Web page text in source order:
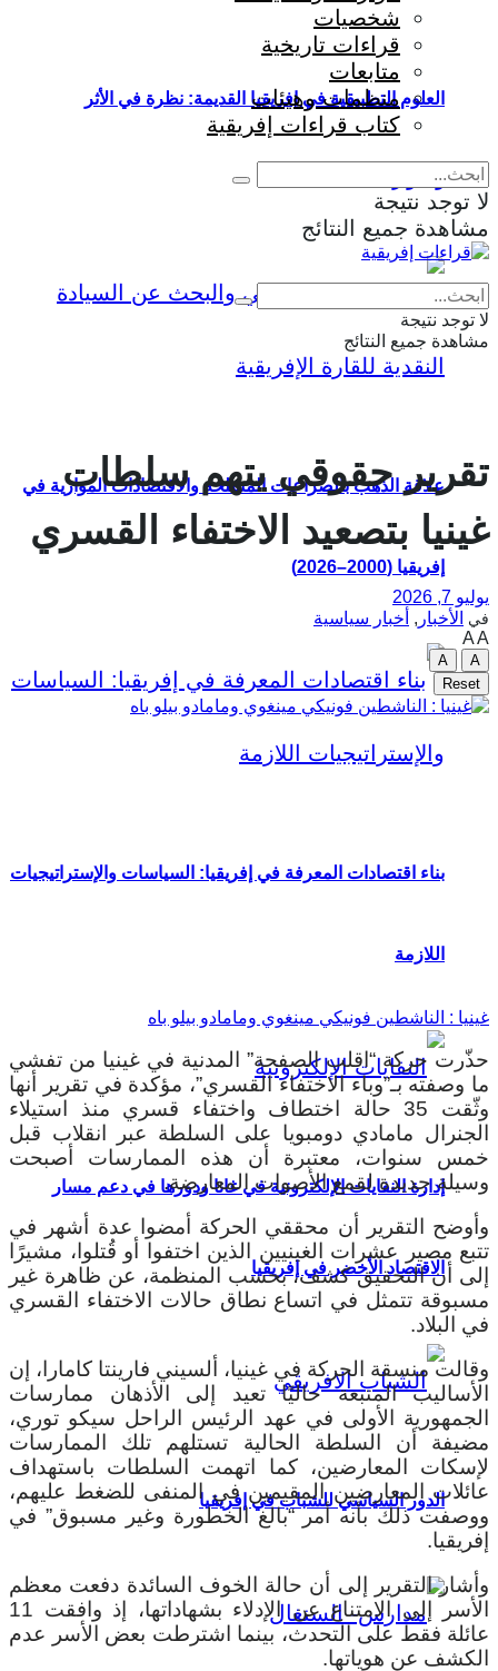
العلوم التطبيقية في إفريقيا القديمة: نظرة في الأثر
والمؤثرات
علاقة الذهب بالصراعات المسلحة والاقتصادات الموازية في
إفريقيا (2000–2026)
بناء اقتصادات المعرفة في إفريقيا: السياسات والإستراتيجيات
اللازمة
إدارة النفايات الإلكترونية في غانا ودورها في دعم مسار
الاقتصاد الأخضر في إفريقيا
الدور السياسي للشباب في إفريقيا
شخصيات
قراءات تاريخية
متابعات
منظمات وهيئات
كتاب قراءات إفريقية
لا توجد نتيجة
مشاهدة جميع النتائج
لا توجد نتيجة
مشاهدة جميع النتائج
تقرير حقوقي يتهم سلطات
غينيا بتصعيد الاختفاء القسري
يوليو 7, 2026
في الأخبار , أخبار سياسية
AA
A
A
Reset
غينيا : الناشطين فونيكي مينغوي ومامادو بيلو باه
حذّرت حركة “اقلب الصفحة” المدنية في غينيا من تفشي
ما وصفته بـ”وباء الاختفاء القسري”، مؤكدة في تقرير أنها
وثّقت 35 حالة اختطاف واختفاء قسري منذ استيلاء
الجنرال مامادي دومبويا على السلطة عبر انقلاب قبل
خمس سنوات، معتبرة أن هذه الممارسات أصبحت
وسيلة جديدة لقمع الأصوات المعارضة.
وأوضح التقرير أن محققي الحركة أمضوا عدة أشهر في
تتبع مصير عشرات الغينيين الذين اختفوا أو قُتلوا، مشيرًا
إلى أن التحقيق كشف، بحسب المنظمة، عن ظاهرة غير
مسبوقة تتمثل في اتساع نطاق حالات الاختفاء القسري
في البلاد.
وقالت منسقة الحركة في غينيا، ألسيني فارينتا كامارا، إن
الأساليب المتبعة حاليًا تعيد إلى الأذهان ممارسات
الجمهورية الأولى في عهد الرئيس الراحل سيكو توري،
مضيفة أن السلطة الحالية تستلهم تلك الممارسات
لإسكات المعارضين، كما اتهمت السلطات باستهداف
عائلات المعارضين المقيمين في المنفى للضغط عليهم،
ووصفت ذلك بأنه أمر “بالغ الخطورة وغير مسبوق” في
إفريقيا.
وأشار التقرير إلى أن حالة الخوف السائدة دفعت معظم
الأسر إلى الامتناع عن الإدلاء بشهاداتها، إذ وافقت 11
عائلة فقط على التحدث، بينما اشترطت بعض الأسر عدم
الكشف عن هوياتها.